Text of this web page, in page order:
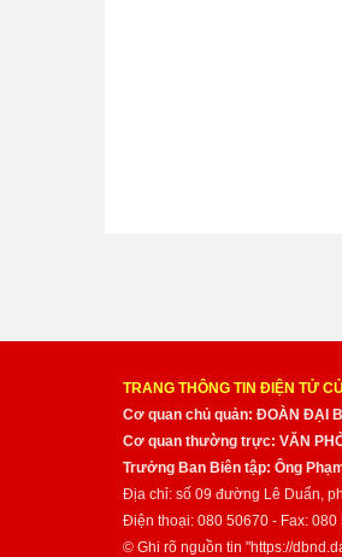
TRANG THÔNG TIN ĐIỆN TỬ
Cơ quan chủ quản: ĐOÀN ĐẠI
Cơ quan thường trực: VĂN
Trưởng Ban Biên tập: Ông
Địa chỉ: số 09 đường Lê Duẩn,
Điện thoại: 080 50670 - Fax:
© Ghi rõ nguồn tin "https://